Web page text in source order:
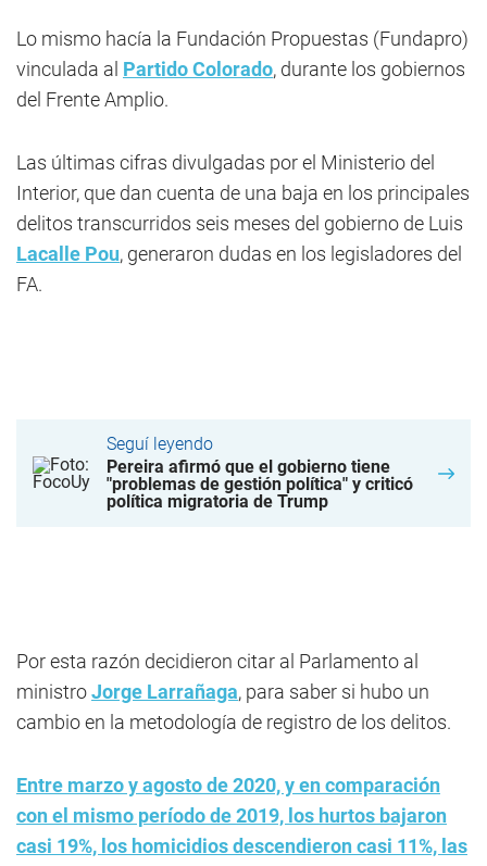
Lo mismo hacía la Fundación Propuestas (Fundapro)
vinculada al Partido Colorado, durante los gobiernos
del Frente Amplio.
Las últimas cifras divulgadas por el Ministerio del
Interior, que dan cuenta de una baja en los principales
delitos transcurridos seis meses del gobierno de Luis
Lacalle Pou, generaron dudas en los legisladores del
FA.
Seguí leyendo
Pereira afirmó que el gobierno tiene
"problemas de gestión política" y criticó
política migratoria de Trump
Por esta razón decidieron citar al Parlamento al
ministroJorge Larrañaga, para saber si hubo un
cambio en la metodología de registro de los delitos.
Entre marzo y agosto de 2020, y en comparación
con el mismo período de 2019, los hurtos bajaron
casi 19%, los homicidios descendieron casi 11%, las